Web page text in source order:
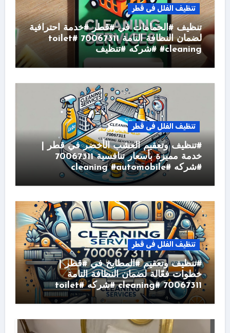
تنظيف الفلل فى قطر
تنظيف #الحمامات في #قطر #خدمة احترافية
لضمان النظافة التامة 70067311 #toilet
#cleaning #شركه #تنظيف
تنظيف الفلل فى قطر
#تنظيف وتعقيم العشب الأخضر في قطر |
خدمة مميزة بأسعار تنافسية 70067311
#شركه #cleaning #automobile
تنظيف الفلل فى قطر
#تنظيف وتعقيم #المطابخ في #قطر |
خطوات فعّالة لضمان النظافة التامة
70067311 #cleaning #شركه #toilet